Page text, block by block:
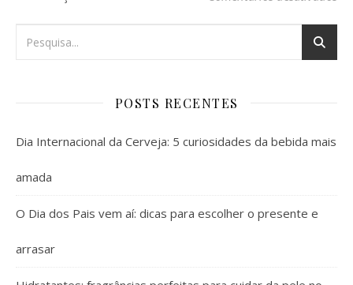
POSTS RECENTES
Dia Internacional da Cerveja: 5 curiosidades da bebida mais
amada
O Dia dos Pais vem aí: dicas para escolher o presente e
arrasar